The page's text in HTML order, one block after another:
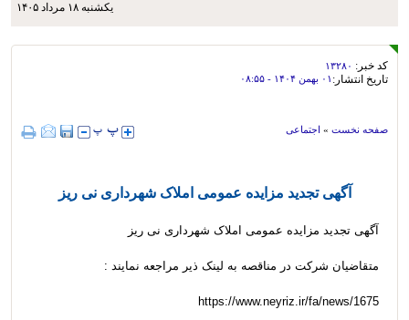
يکشنبه ۱۸ مرداد ۱۴۰۵
کد خبر: ۱۳۲۸۰
تاریخ انتشار: ۰۱ بهمن ۱۴۰۴ - ۰۸:۵۵
صفحه نخست » اجتماعی
آگهی تجدید مزایده عمومی املاک شهرداری نی ریز
آگهی تجدید مزایده عمومی املاک شهرداری نی ریز
متقاضیان شرکت در مناقصه به لینک ذیر مراجعه نمایند :
https://www.neyriz.ir/fa/news/1675